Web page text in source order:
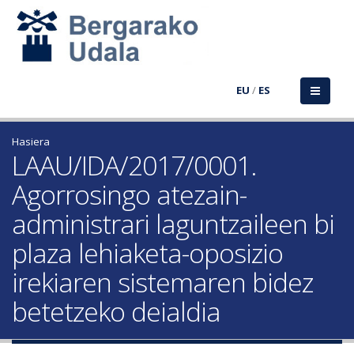
EU / ES
Hasiera
LAAU/IDA/2017/0001.
Agorrosingo atezain-
administrari laguntzaileen bi
plaza lehiaketa-oposizio
irekiaren sistemaren bidez
betetzeko deialdia